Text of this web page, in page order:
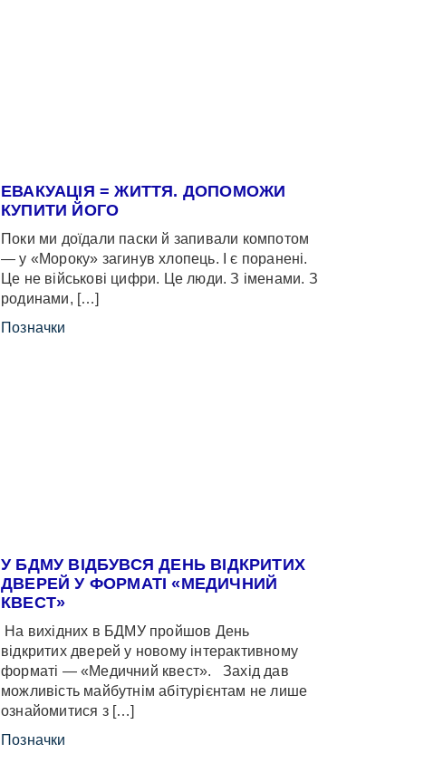
ЕВАКУАЦІЯ = ЖИТТЯ. ДОПОМОЖИ
КУПИТИ ЙОГО
Поки ми доїдали паски й запивали компотом
— у «Мороку» загинув хлопець. І є поранені.
Це не військові цифри. Це люди. З іменами. З
родинами, […]
Позначки
У БДМУ ВІДБУВСЯ ДЕНЬ ВІДКРИТИХ
ДВЕРЕЙ У ФОРМАТІ «МЕДИЧНИЙ
КВЕСТ»
На вихідних в БДМУ пройшов День
відкритих дверей у новому інтерактивному
форматі — «Медичний квест». Захід дав
можливість майбутнім абітурієнтам не лише
ознайомитися з […]
Позначки